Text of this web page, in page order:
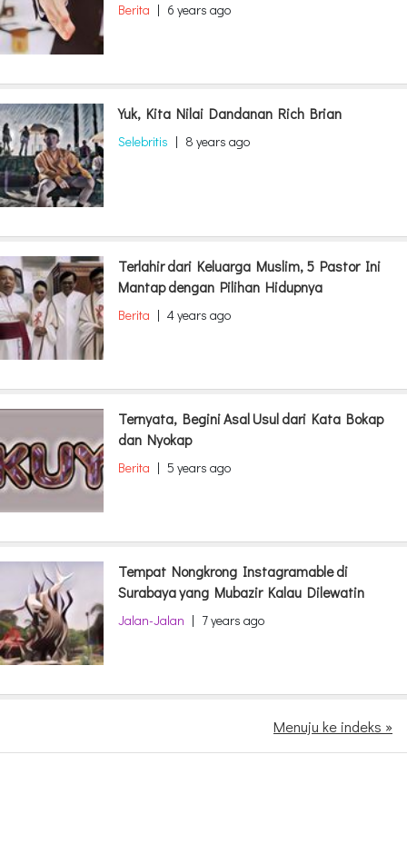
Berita | 6 years ago
Yuk, Kita Nilai Dandanan Rich Brian
Selebritis | 8 years ago
Terlahir dari Keluarga Muslim, 5 Pastor Ini
Mantap dengan Pilihan Hidupnya
Berita | 4 years ago
Ternyata, Begini Asal Usul dari Kata Bokap
dan Nyokap
Berita | 5 years ago
Tempat Nongkrong Instagramable di
Surabaya yang Mubazir Kalau Dilewatin
Jalan-Jalan | 7 years ago
Menuju ke indeks »